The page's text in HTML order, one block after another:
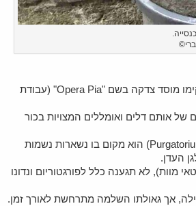
סיפורו של המקום החל ב -1605 עם מספר אצילים שהקימו מוסד צדקה בשם "Opera Pia" (עבודת
אותם דלים ואומללים המצויות בכור
על פי הנצרות הקתולית, כור המצרף או הפורגטוריום (Purgatorium) הוא מקום בו נשארות נשמות
העדן.
לא תגענה כלל לפורגטוריום ונדונו
אך גאולתו השלמה מתרחשת לאורך זמן.